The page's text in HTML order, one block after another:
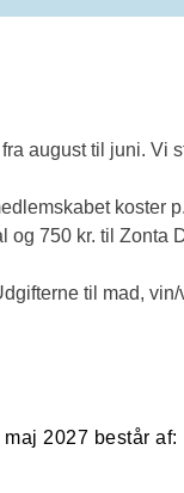
august til juni. Vi
koster
og 750 kr. til Zonta
til mad,
2027 består af: